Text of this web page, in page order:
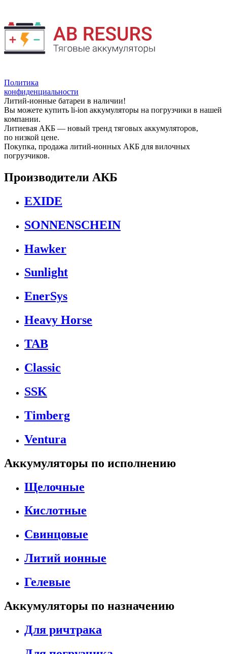
Политика
конфиденциальности
Литий-ионные батареи в наличии!
Вы можете купить li-ion аккумуляторы на погрузчики в нашей
компании.
Литиевая АКБ — новый тренд тяговых аккумуляторов,
по низкой цене.
Покупка, продажа литий-ионных АКБ для вилочных
погрузчиков.
Производители АКБ
EXIDE
SONNENSCHEIN
Hawker
Sunlight
EnerSys
Heavy Horse
TAB
Classic
SSK
Timberg
Ventura
Аккумуляторы по исполнению
Щелочные
Кислотные
Свинцовые
Литий ионные
Гелевые
Аккумуляторы по назначению
Для ричтрака